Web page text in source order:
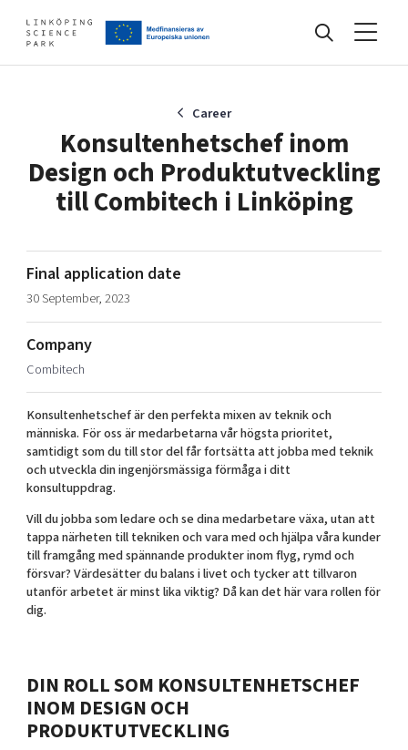
Find your network
Artificial intelligence
Cybersecurity
Manufacturing industries
Global talent
Visual technologies
Shaping cities and regions
Bright East
East Sweden Tech Women
Reversed mentorship
Develop your company
Upgrade your skills & master new ones
Upscaling
Talent & skills
Startup & industry collaboration
Offers to boost your business
Funding opportunities
About
Our story, mission & vision
Our community of companies
Projects
Publications
Our clusters
Locations
40 years anniversary
Today's lunch in Mjärdevi
Career
Konsultenhetschef inom
Design och Produktutveckling
till Combitech i Linköping
Final application date
30 September, 2023
Company
Combitech
Konsultenhetschef är den perfekta mixen av teknik och
människa. För oss är medarbetarna vår högsta prioritet,
samtidigt som du till stor del får fortsätta att jobba med teknik
och utveckla din ingenjörsmässiga förmåga i ditt
konsultuppdrag.
Vill du jobba som ledare och se dina medarbetare växa, utan att
tappa närheten till tekniken och vara med och hjälpa våra kunder
till framgång med spännande produkter inom flyg, rymd och
försvar? Värdesätter du balans i livet och tycker att tillvaron
utanför arbetet är minst lika viktig? Då kan det här vara rollen för
dig.
DIN ROLL SOM KONSULTENHETSCHEF
INOM DESIGN OCH
PRODUKTUTVECKLING